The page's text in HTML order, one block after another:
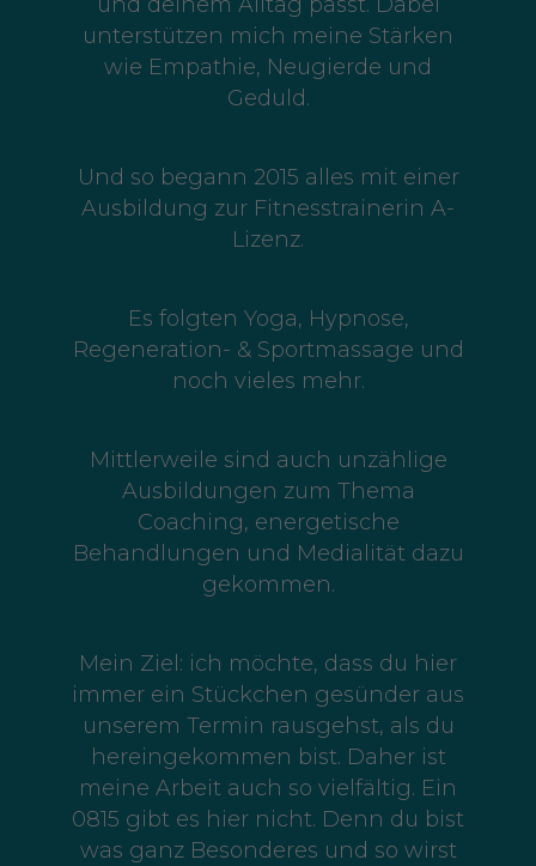
unterstützen mich meine Stärken
wie Empathie, Neugierde und
Geduld.
Und so begann 2015 alles mit einer
Ausbildung zur Fitnesstrainerin A-
Lizenz.
Es folgten Yoga, Hypnose,
Regeneration- & Sportmassage und
noch vieles mehr.
Mittlerweile sind auch unzählige
Ausbildungen zum Thema
Coaching, energetische
Behandlungen und Medialität dazu
gekommen.
Mein Ziel: ich möchte, dass du hier
immer ein Stückchen gesünder aus
unserem Termin rausgehst, als du
hereingekommen bist. Daher ist
meine Arbeit auch so vielfältig. Ein
0815 gibt es hier nicht. Denn du bist
was ganz Besonderes und so wirst